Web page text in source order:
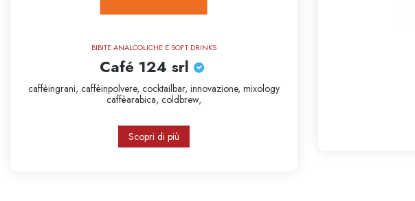
BIBITE ANALCOLICHE E SOFT DRINKS
Café 124 srl
caffèingrani, caffèinpolvere, cocktailbar, innovazione, mixology
caffèarabica, coldbrew,
Scopri di più